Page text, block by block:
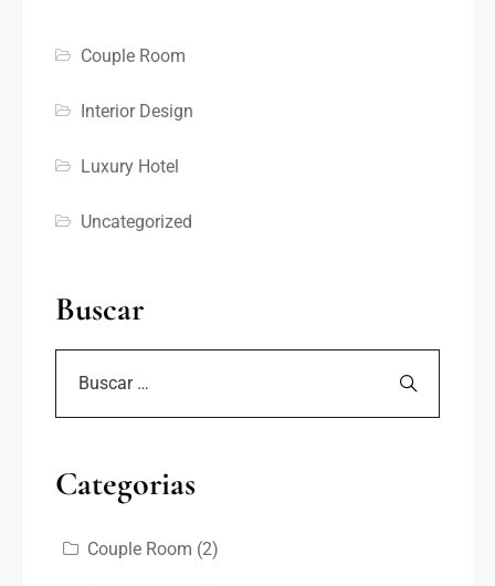
Couple Room
Interior Design
Luxury Hotel
Uncategorized
Buscar
Categorias
Couple Room (2)